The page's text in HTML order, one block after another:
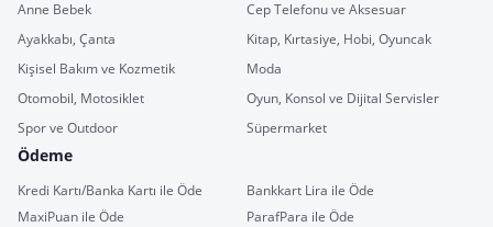
Anne Bebek
Cep Telefonu ve Aksesuar
Ayakkabı, Çanta
Kitap, Kırtasiye, Hobi, Oyuncak
Kişisel Bakım ve Kozmetik
Moda
Otomobil, Motosiklet
Oyun, Konsol ve Dijital Servisler
Spor ve Outdoor
Süpermarket
Ödeme
Kredi Kartı/Banka Kartı ile Öde
Bankkart Lira ile Öde
MaxiPuan ile Öde
ParafPara ile Öde